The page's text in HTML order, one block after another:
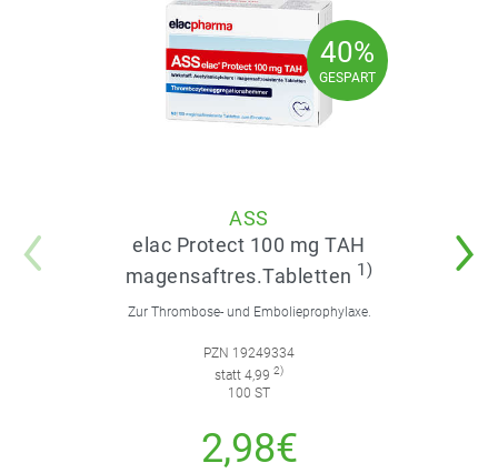
40%
GESPART
40%
GESPART
ASS
elac Protect 100 mg TAH
magensaftres.Tabletten 1)
Zur Thrombose- und Embolieprophylaxe.
PZN 19249334
statt 4,99 2)
100 ST
2,98€